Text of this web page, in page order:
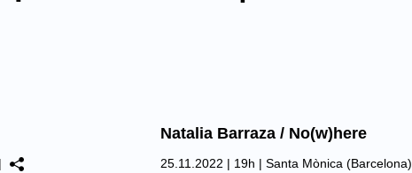
|
Natalia Barraza / No(w)here
25.11.2022 | 19h | Santa Mònica (Barcelona)